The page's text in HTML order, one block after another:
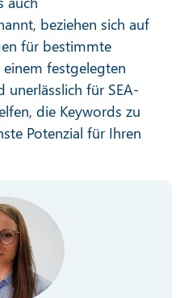
beziehen sich auf
für bestimmte
festgelegten
unerlässlich für SEA-
die Keywords zu
Potenzial für Ihren